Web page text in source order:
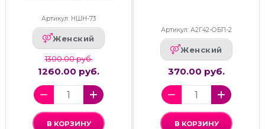
Артикул: НШН-73
Женский
1300.00 руб.
1260.00 руб.
В КОРЗИНУ
Артикул: А2Г42-ОБП-2
Женский
370.00 руб.
В КОРЗИНУ